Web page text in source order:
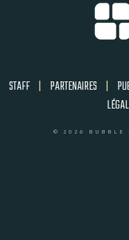
STAFF | PARTENAIRES |
© 2026 BUBBLE